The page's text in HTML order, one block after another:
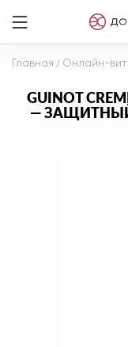
Главная / Онлайн-
GUINOT
—